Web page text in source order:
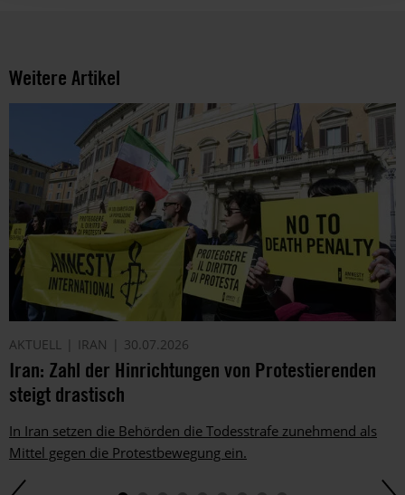
Weitere Artikel
AKTUELL IRAN 30.07.2026
Iran: Zahl der Hinrichtungen von Protestierenden
steigt drastisch
In Iran setzen die Behörden die Todesstrafe zunehmend als
Mittel gegen die Protestbewegung ein.